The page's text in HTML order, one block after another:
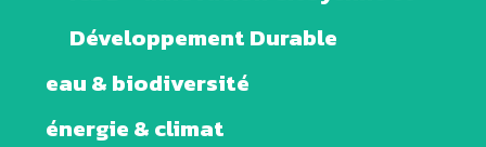
Développement Durable
eau & biodiversité
énergie & climat